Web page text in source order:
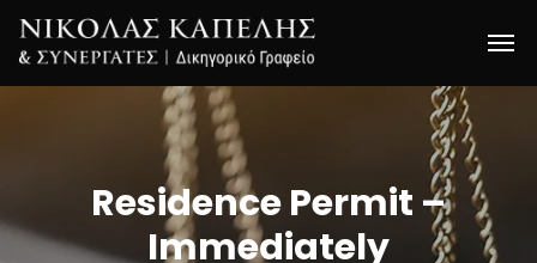
Residence Permit –
Immediately